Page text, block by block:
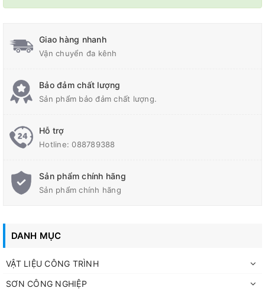
Giao hàng nhanh
Vận chuyển đa kênh
Bảo đảm chất lượng
Sản phẩm bảo đảm chất lượng.
Hỗ trợ
Hotline:088789388
Sản phẩm chính hãng
Sản phẩm chính hãng
DANH MỤC
VẬT LIỆU CÔNG TRÌNH
SƠN CÔNG NGHIỆP